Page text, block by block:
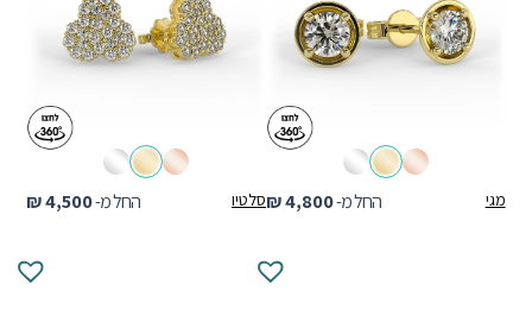
החל מ- ₪4,500 סלטיו החל מ- ₪4,800 מגי